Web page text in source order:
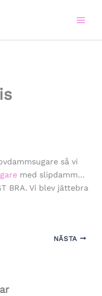
så vi
med slipdamm…
BRA. Vi blev jättebra
NÄSTA